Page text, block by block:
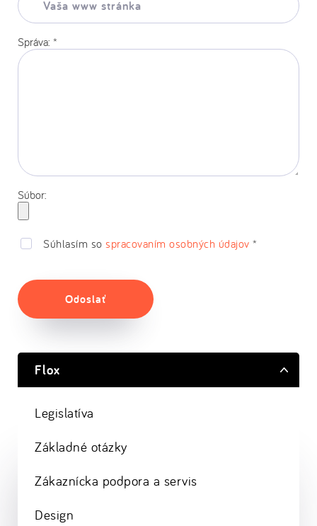
www
stránka:
Správa: *
Súbor:
Súhlasím so spracovaním osobných údajov *
Odoslať
Flox
Legislatíva
Základné otázky
Zákaznícka podpora a servis
Design